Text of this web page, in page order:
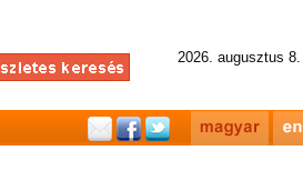
2026. augusztus